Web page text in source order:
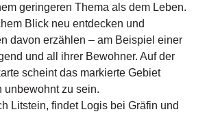
geringeren Thema als dem Leben.
Blick neu entdecken und
davon erzählen – am Beispiel einer
und all ihrer Bewohner. Auf der
scheint das markierte Gebiet
zu sein.
Litstein, findet Logis bei Gräfin und